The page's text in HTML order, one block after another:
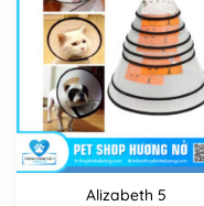
Alizabeth 5